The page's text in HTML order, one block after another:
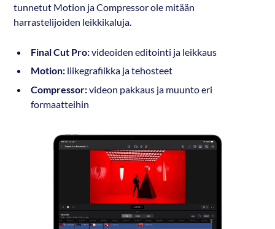
tunnetut Motion ja Compressor ole mitään
harrastelijoiden leikkikaluja.
Final Cut Pro:videoiden editointi ja leikkaus
Motion: liikegrafiikka ja tehosteet
Compressor:videon pakkaus ja muunto eri
formaatteihin